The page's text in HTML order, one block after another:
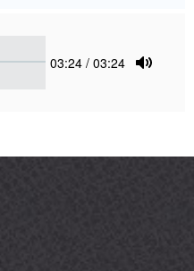
Current
03:24 / 03:24